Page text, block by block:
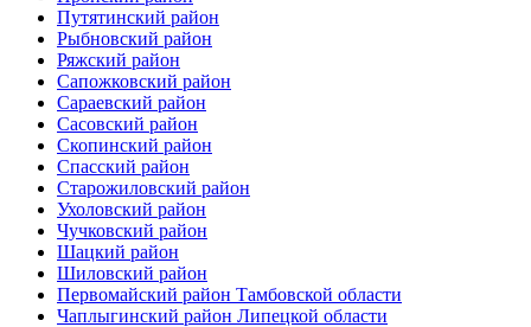
Путятинский район
Рыбновский район
Ряжский район
Сапожковский район
Сараевский район
Сасовский район
Скопинский район
Спасский район
Старожиловский район
Ухоловский район
Чучковский район
Шацкий район
Шиловский район
Первомайский район Тамбовской области
Чаплыгинский район Липецкой области